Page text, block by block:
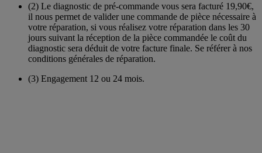
(2) Le diagnostic de pré-commande vous sera facturé 19,90€,
il nous permet de valider une commande de pièce nécessaire à
votre réparation, si vous réalisez votre réparation dans les 30
jours suivant la réception de la pièce commandée le coût du
diagnostic sera déduit de votre facture finale. Se référer à nos
conditions générales de réparation.
(3) Engagement 12 ou 24 mois.